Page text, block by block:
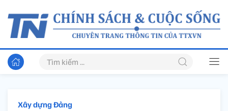
Xây dựng Đảng